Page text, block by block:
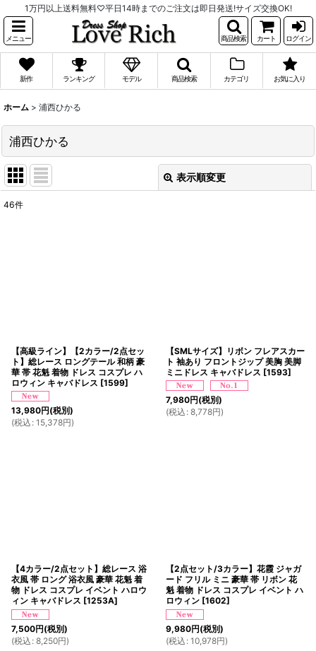
1万円以上送料無料♡平日14時までのご注文は即日発送!サイズ交換OK!
メニュー 商品検索 カート ログイン
新作 ランキング モデル 商品検索 カテゴリ お気に入り
ホーム > 浦西ひかる
浦西ひかる
表示順変更
46件
【高級ライン】【2カラー/2点セッ
ト】総レース ロングテール 和柄 豪
華 帯 花魁 着物 ドレス コスプレ ハ
ロウィン キャバドレス [1599]
13,980円(税別)
(税込 : 15,378円)
【SMLサイズ】リボン フレアスカー
ト 袖あり フロントジップ 美胸 美脚
ミニドレス キャバドレス [1593]
7,980円(税別)
(税込 : 8,778円)
【4カラー/2点セット】総レース 浴
衣風 帯 ロング 浴衣風 豪華 花魁 着
物 ドレス コスプレ イベント ハロウ
ィン キャバドレス [1253A]
7,500円(税別)
(税込 : 8,250円)
【2点セット/3カラー】花霞 ジャガ
ード フリル ミニ 豪華 帯 リボン 花
魁 着物 ドレス コスプレ イベント ハ
ロウィン [1602]
9,980円(税別)
(税込 : 10,978円)